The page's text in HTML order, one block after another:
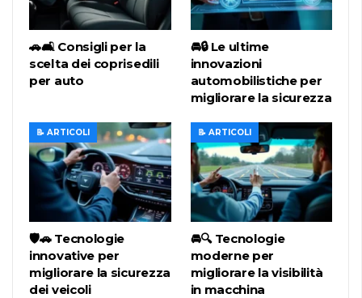
🚗🛋️ Consigli per la
scelta dei coprisedili
per auto
🚘🔒 Le ultime
innovazioni
automobilistiche per
migliorare la sicurezza
📝 ARTICOLI
🛡️🚗 Tecnologie
innovative per
migliorare la sicurezza
dei veicoli
📝 ARTICOLI
🚘🔍 Tecnologie
moderne per
migliorare la visibilità
in macchina